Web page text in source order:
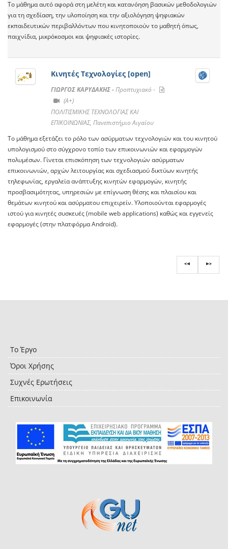
Το μάθημα αυτό αφορά στη μελέτη και κατανόηση βασικών μεθοδολογιών
για τη σχεδίαση, την υλοποίηση και την αξιολόγηση ψηφιακών
εκπαιδευτικών περιβαλλόντων που κινητοποιούν το μαθητή όπως,
παιχνίδια, μικρόκοσμοι και ψηφιακές ιστορίες.
Κινητές Τεχνολογίες [open]
ΓΙΩΡΓΟΣ ΚΑΡΥΔΑΚΗΣ -Προπτυχιακό -
(A+)
ΠΟΛΙΤΙΣΜΙΚΗΣ ΤΕΧΝΟΛΟΓΙΑΣ ΚΑΙ
ΕΠΙΚΟΙΝΩΝΙΑΣ, Πανεπιστήμιο Αιγαίου
Το μάθημα εξετάζει το ρόλο των ασύρματων τεχνολογιών και του κινητού
υπολογισμού στο σύγχρονο τοπίο των επικοινωνιών και εφαρμογών
πολυμέσων. Γίνεται επισκόπηση των τεχνολογιών ασύρματων
επικοινωνιών, αρχών λειτουργίας και σχεδιασμού δικτύων κινητής
τηλεφωνίας, εργαλεία ανάπτυξης κινητών εφαρμογών, κινητής
προσβασιμότητας, υπηρεσιών με επίγνωση θέσης και πλαισίου και
θεμάτων κινητού και ασύρματου επιχειρείν. Υλοποιούνται εφαρμογές
ιστού για κινητές συσκευές (mobile web applications) καθώς και εγγενείς
εφαρμογές (στην πλατφόρμα Android).
Το Έργο
Όροι Χρήσης
Συχνές Ερωτήσεις
Επικοινωνία